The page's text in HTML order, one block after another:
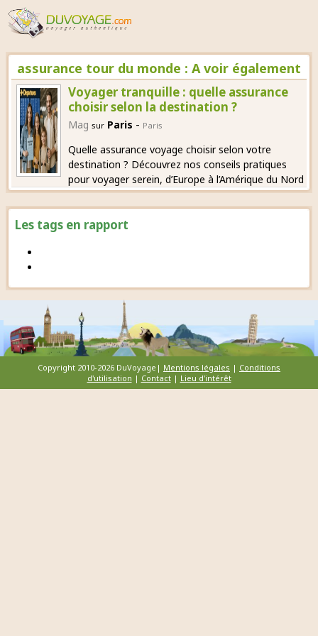
Les tags en rapport
assurance tour du monde : A voir également
Voyager tranquille : quelle assurance
choisir selon la destination ?
Mag sur Paris - Paris
Quelle assurance voyage choisir selon votre
destination ? Découvrez nos conseils pratiques
pour voyager serein, d’Europe à l’Amérique du Nord
Copyright 2010-2026 DuVoyage| Mentions légales | Conditions
d'utilisation | Contact| Lieu d'intérêt